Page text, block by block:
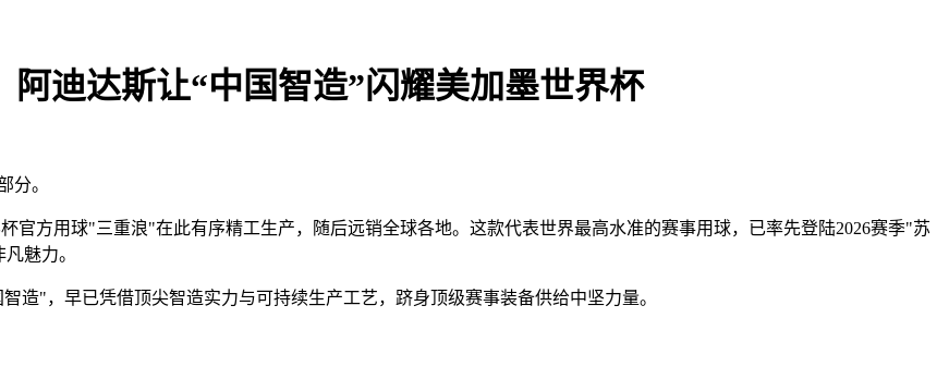
迪达斯让“中国智造”闪耀美加墨世界杯
分。
官方用球"三重浪"在此有序精工生产，随后远销全球各地。这款代表世界最高水准的赛事用球，已率先登陆2026赛季"苏
魅力。
造"，早已凭借顶尖智造实力与可持续生产工艺，跻身顶级赛事装备供给中坚力量。